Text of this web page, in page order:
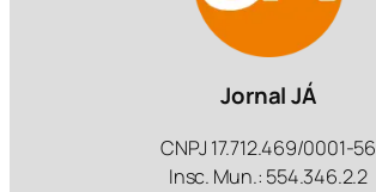
Jornal JÁ
CNPJ 17.712.469/0001-56
Insc. Mun.: 554.346.2.2